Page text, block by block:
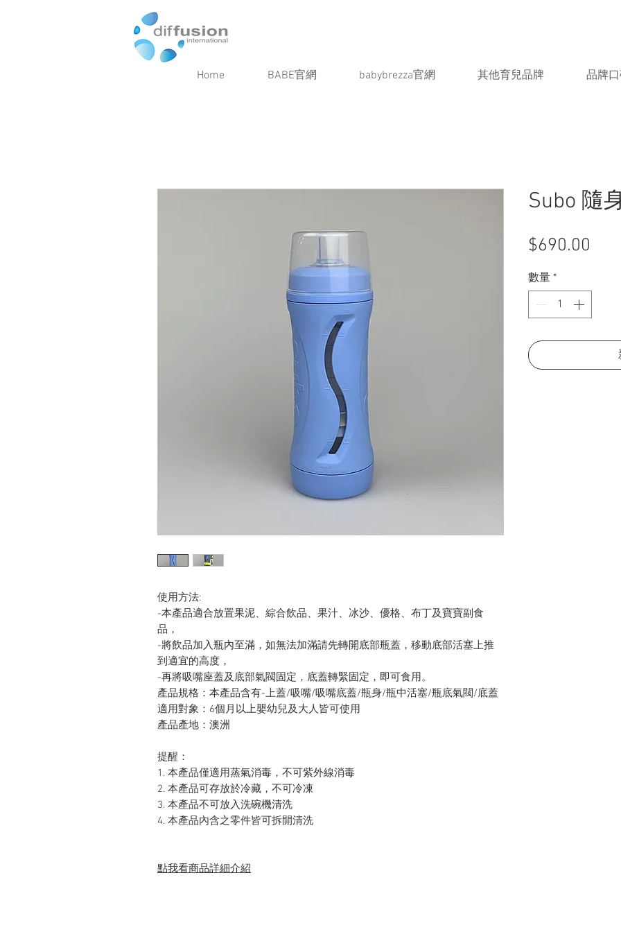
Home BABE官網 babybrezza官網 其他育兒品牌 品牌
使用方法:
-本產品適合放置果泥、綜合飲品、果汁、冰沙、優格、布丁及寶寶副食
品，
-將飲品加入瓶內至滿，如無法加滿請先轉開底部瓶蓋，移動底部活塞上推
到適宜的高度，
-再將吸嘴座蓋及底部氣閥固定，底蓋轉緊固定，即可食用。
產品規格：本產品含有-上蓋/吸嘴/吸嘴底蓋/瓶身/瓶中活塞/瓶底氣閥/底蓋
適用對象：6個月以上嬰幼兒及大人皆可使用
產品產地：澳洲
提醒：
1. 本產品僅適用蒸氣消毒，不可紫外線消毒
2. 本產品可存放於冷藏，不可冷凍
3. 本產品不可放入洗碗機清洗
4. 本產品內含之零件皆可拆開清洗
點我看商品詳細介紹
Subo 隨
$690.00
數量 *